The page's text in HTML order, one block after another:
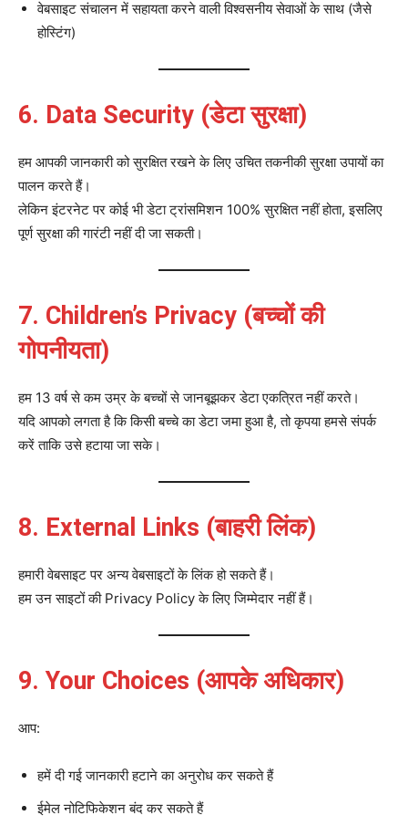
वेबसाइट संचालन में सहायता करने वाली विश्वसनीय सेवाओं के साथ (जैसे
होस्टिंग)
6. Data Security (डेटा सुरक्षा)
हम आपकी जानकारी को सुरक्षित रखने के लिए उचित तकनीकी सुरक्षा उपायों का
पालन करते हैं।
लेकिन इंटरनेट पर कोई भी डेटा ट्रांसमिशन 100% सुरक्षित नहीं होता, इसलिए
पूर्ण सुरक्षा की गारंटी नहीं दी जा सकती।
7. Children’s Privacy (बच्चों की
गोपनीयता)
हम 13 वर्ष से कम उम्र के बच्चों से जानबूझकर डेटा एकत्रित नहीं करते।
यदि आपको लगता है कि किसी बच्चे का डेटा जमा हुआ है, तो कृपया हमसे संपर्क
करें ताकि उसे हटाया जा सके।
8. External Links (बाहरी लिंक)
हमारी वेबसाइट पर अन्य वेबसाइटों के लिंक हो सकते हैं।
हम उन साइटों की Privacy Policy के लिए जिम्मेदार नहीं हैं।
9. Your Choices (आपके अधिकार)
आप:
हमें दी गई जानकारी हटाने का अनुरोध कर सकते हैं
ईमेल नोटिफिकेशन बंद कर सकते हैं